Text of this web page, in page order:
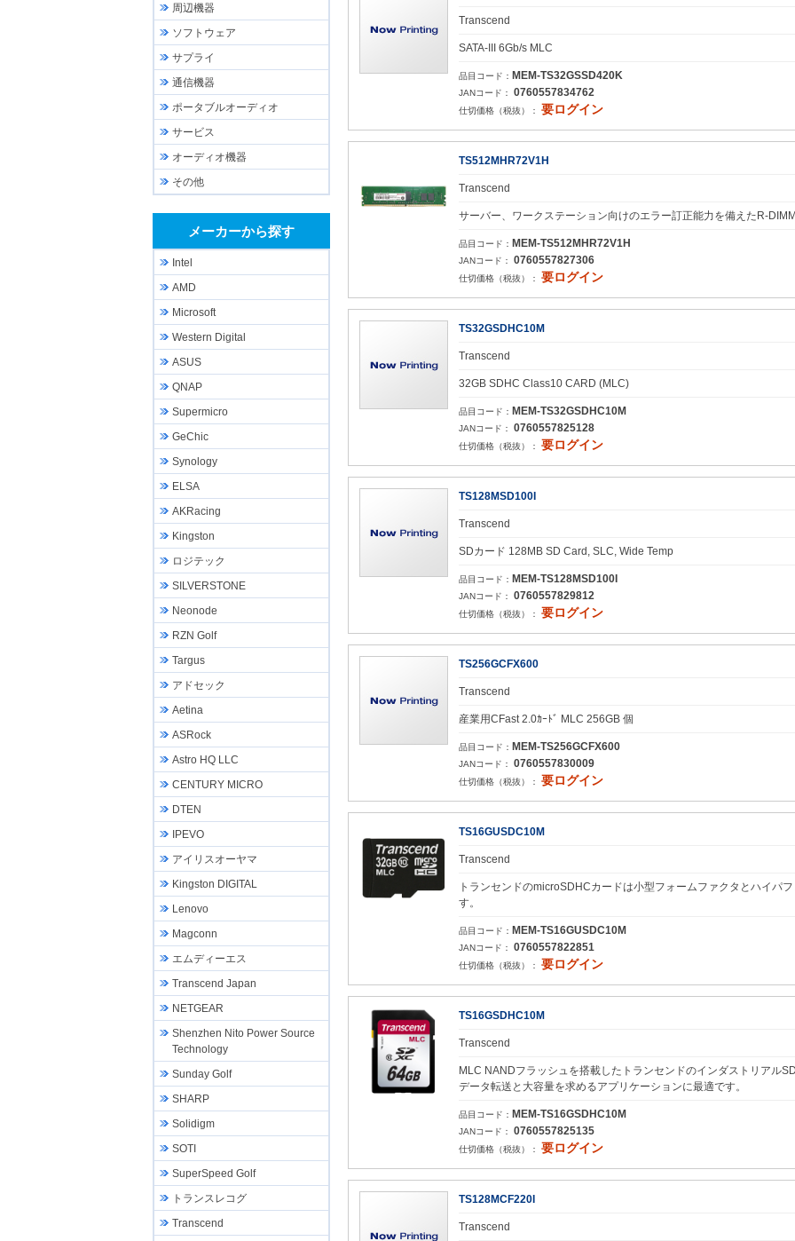
Transcend
SATA-III 6Gb/s MLC
品目コード： MEM-TS32GSSD420K
JANコード： 0760557834762
仕切価格（税抜）： 要ログイン
TS512MHR72V1H
Transcend
サーバー、ワークステーション向けのエラー訂正能力を備えたR-
品目コード： MEM-TS512MHR72V1H
JANコード： 0760557827306
仕切価格（税抜）： 要ログイン
TS32GSDHC10M
Transcend
32GB SDHC Class10 CARD (MLC)
品目コード： MEM-TS32GSDHC10M
JANコード： 0760557825128
仕切価格（税抜）： 要ログイン
TS128MSD100I
Transcend
SDカード 128MB SD Card, SLC, Wide Temp
品目コード： MEM-TS128MSD100I
JANコード： 0760557829812
仕切価格（税抜）： 要ログイン
TS256GCFX600
Transcend
産業用CFast 2.0ｶｰﾄﾞ MLC 256GB 個
品目コード： MEM-TS256GCFX600
JANコード： 0760557830009
仕切価格（税抜）： 要ログイン
TS16GUSDC10M
Transcend
トランセンドのmicroSDHCカードは小型フォームファクタとハイパ
す。
品目コード： MEM-TS16GUSDC10M
JANコード： 0760557822851
仕切価格（税抜）： 要ログイン
TS16GSDHC10M
Transcend
MLC NANDフラッシュを搭載したトランセンドのインダストリアル
データ転送と大容量を求めるアプリケーションに最適です。
品目コード： MEM-TS16GSDHC10M
JANコード： 0760557825135
仕切価格（税抜）： 要ログイン
TS128MCF220I
Transcend
周辺機器
ソフトウェア
サプライ
通信機器
ポータブルオーディオ
サービス
オーディオ機器
その他
メーカーから探す
Intel
AMD
Microsoft
Western Digital
ASUS
QNAP
Supermicro
GeChic
Synology
ELSA
AKRacing
Kingston
ロジテック
SILVERSTONE
Neonode
RZN Golf
Targus
アドセック
Aetina
ASRock
Astro HQ LLC
CENTURY MICRO
DTEN
IPEVO
アイリスオーヤマ
Kingston DIGITAL
Lenovo
Magconn
エムディーエス
Transcend Japan
NETGEAR
Shenzhen Nito Power Source
Technology
Sunday Golf
SHARP
Solidigm
SOTI
SuperSpeed Golf
トランスレコグ
Transcend